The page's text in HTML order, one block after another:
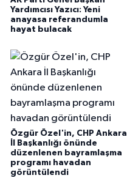
Yardımcısı Yazıcı: Yeni
anayasa referandumla
hayat bulacak
Özgür Özel'in, CHP Ankara
İl Başkanlığı önünde
düzenlenen bayramlaşma
programı havadan
görüntülendi